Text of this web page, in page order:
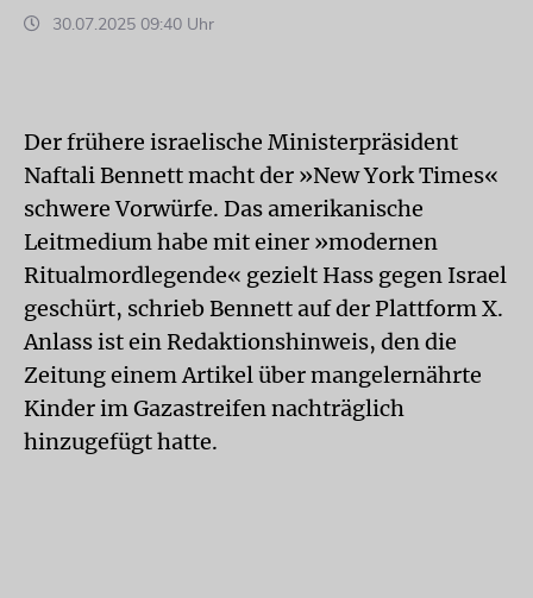
30.07.2025 09:40 Uhr
Der frühere israelische Ministerpräsident
Naftali Bennett macht der »New York Times«
schwere Vorwürfe. Das amerikanische
Leitmedium habe mit einer »modernen
Ritualmordlegende« gezielt Hass gegen Israel
geschürt, schrieb Bennett auf der Plattform X.
Anlass ist ein Redaktionshinweis, den die
Zeitung einem Artikel über mangelernährte
Kinder im Gazastreifen nachträglich
hinzugefügt hatte.